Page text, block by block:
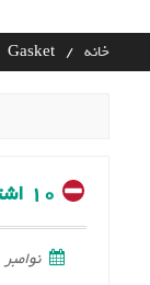
to
contentخانه Gasket
نوامبر 18, 2025